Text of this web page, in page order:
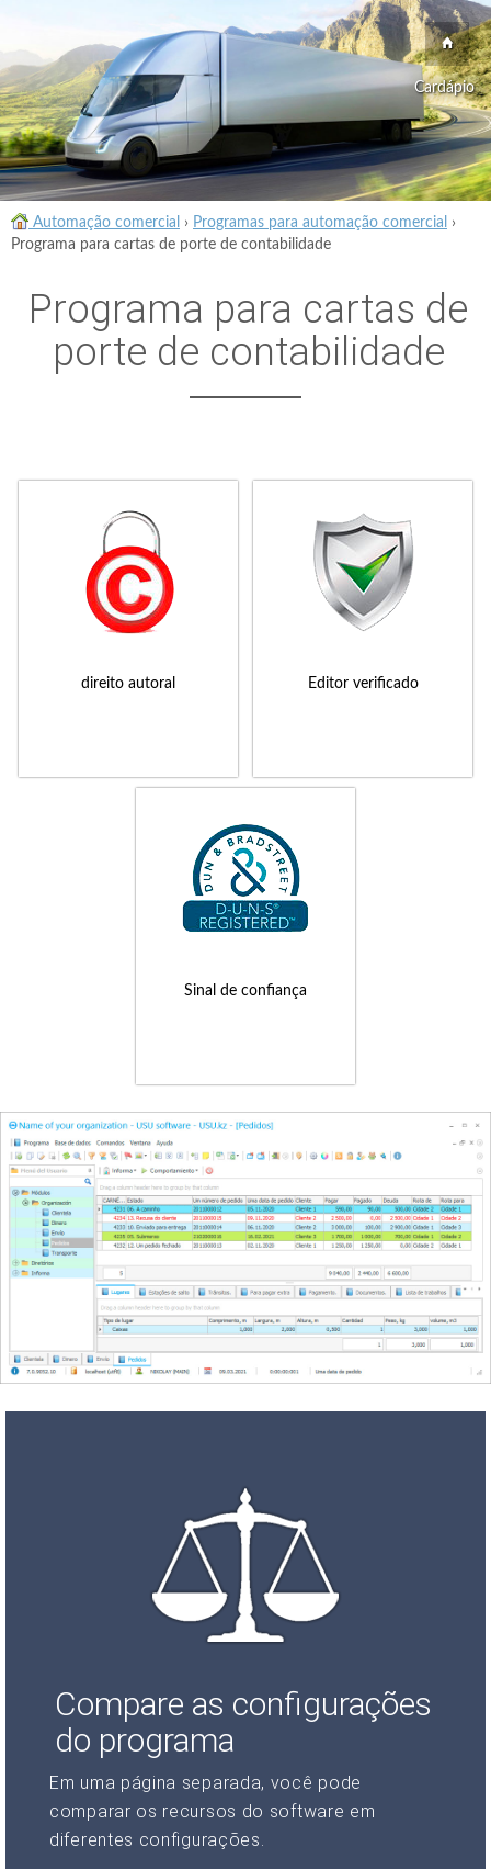
Cardápio
Automação comercial › Programas para automação comercial
›
Programa para cartas de porte de contabilidade
Programa para cartas de
porte de contabilidade
direito autoral Editor verificado
Sinal de confiança
Compare as configurações
do programa
Em uma página separada, você pode
comparar os recursos do software em
diferentes configurações.